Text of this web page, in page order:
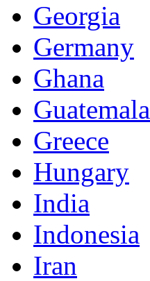
Georgia
Germany
Ghana
Guatemala
Greece
Hungary
India
Indonesia
Iran